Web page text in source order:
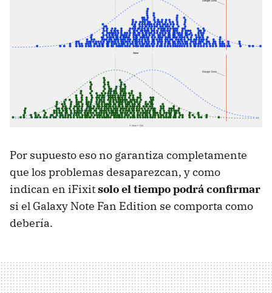
Por supuesto eso no garantiza completamente
que los problemas desaparezcan, y como
indican en iFixitsolo el tiempo podrá confirmar
si el Galaxy Note Fan Edition se comporta como
debería.